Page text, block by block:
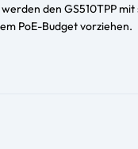
den GS510TPP mit
PoE-Budget vorziehen.